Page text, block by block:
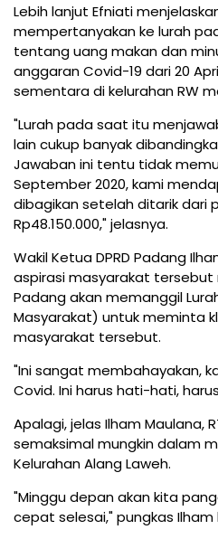
Lebih lanjut Efniati
mempertanyakan ke lurah
tentang uang makan dan
anggaran Covid-19 dari 20
sementara di kelurahan RW
"Lurah pada saat itu
lain cukup banyak
Jawaban ini tentu tidak
September 2020, kami
dibagikan setelah ditarik dari
Rp48.150.000," jelasnya.
Wakil Ketua DPRD Padang
aspirasi masyarakat tersebut
Padang akan memanggil
Masyarakat) untuk meminta
masyarakat tersebut.
"Ini sangat membahayakan,
Covid. Ini harus hati-hati,
Apalagi, jelas Ilham Maulana,
semaksimal mungkin dalam
Kelurahan Alang Laweh.
"Minggu depan akan kita
cepat selesai," pungkas